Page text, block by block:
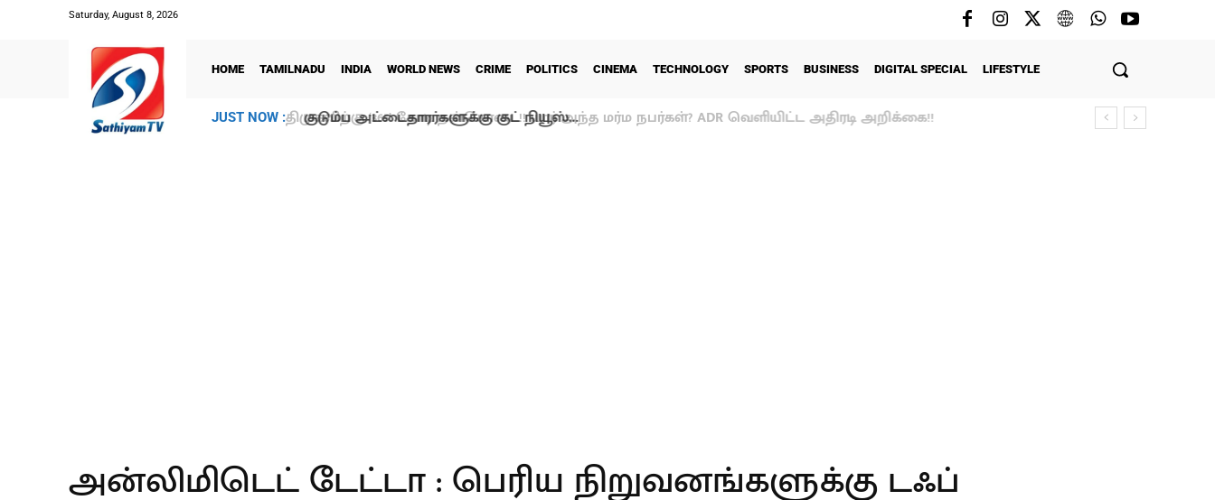
Saturday, August 8, 2026
HOME TAMILNADU INDIA WORLD NEWS CRIME POLITICS CINEMA TECHNOLOGY SPORTS BUSINESS DIGITAL SPECIAL LIFESTYLE
JUST NOW : குடும்ப அட்டைதாரர்களுக்கு குட் நியூஸ்…
அன்லிமிடெட் டேட்டா : பெரிய நிறுவனங்களுக்கு டஃப்